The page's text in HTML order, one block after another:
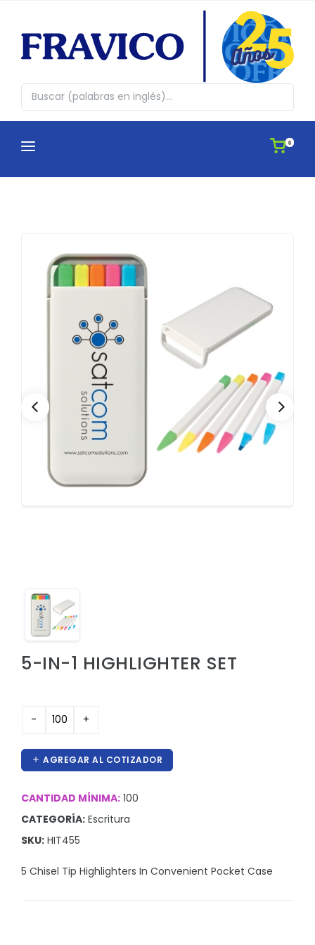
0
CATEGORÍAS
Agendas
Antiestres, Peluches y Novedades
Automovil y Hogar
Bebidas
Bolsos, Maletines y Loncheras
Botellas CAMELBAK ®
Ceramica
Comestibles
Eco
Herramientas y llaveros
Kit de higiene y protección
Lentes
Manteles y Alfombras
Otros
Outdoor y Ocio
Pines
ProudPath
APLICACIONES
CONTACTO
FESTIVIDADES
5-IN-1 HIGHLIGHTER SET
AGREGAR AL COTIZADOR
CANTIDAD MÍNIMA: 100
CATEGORÍA: Escritura
SKU: HIT455
5 Chisel Tip Highlighters In Convenient Pocket Case